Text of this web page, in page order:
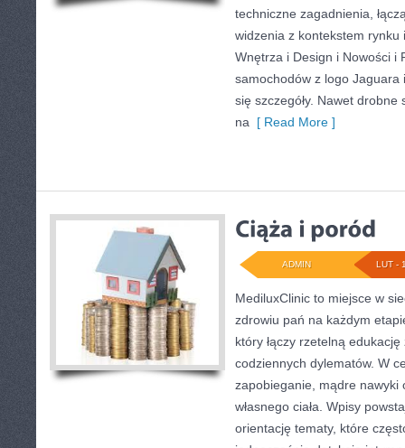
techniczne zagadnienia,
widzenia z kontekstem rynku
Wnętrza i Design i Nowości i
samochodów z logo Jaguara
się szczegóły. Nawet drobne
na [ Read More ]
LUT -
ADMIN
MediluxClinic to miejsce w
zdrowiu pań na każdym
który łączy rzetelną
codziennych dylematów. W
zapobieganie, mądre nawyki
własnego ciała. Wpisy
orientację tematy, które